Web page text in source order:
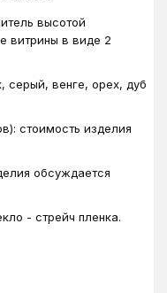
высотой
витрины в виде 2
серый, венге, орех, дуб
стоимость изделия
обсуждается
- стрейч пленка.